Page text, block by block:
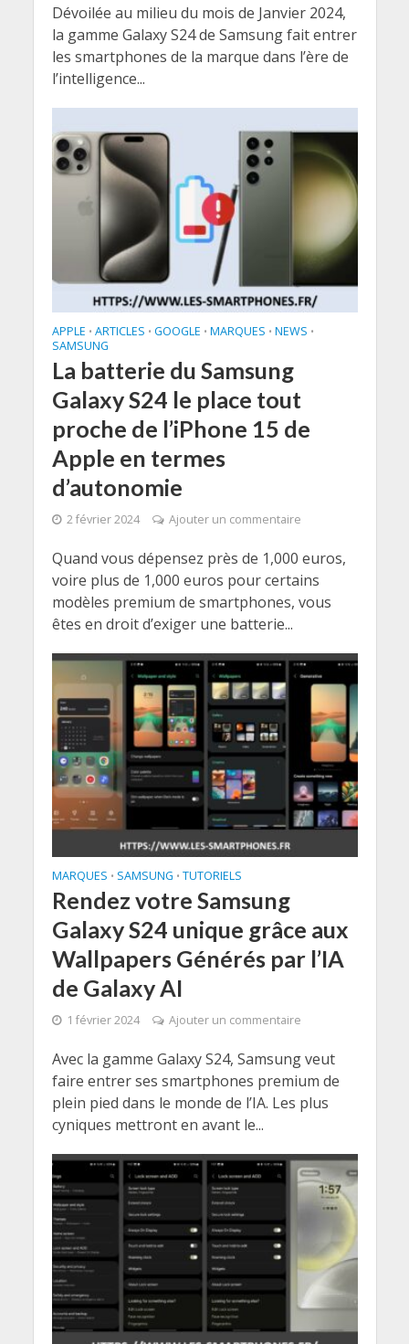
Dévoilée au milieu du mois de Janvier 2024,
la gamme Galaxy S24 de Samsung fait entrer
les smartphones de la marque dans l’ère de
l’intelligence...
APPLE • ARTICLES • GOOGLE • MARQUES • NEWS •
SAMSUNG
La batterie du Samsung
Galaxy S24 le place tout
proche de l’iPhone 15 de
Apple en termes
d’autonomie
2 février 2024 Ajouter un commentaire
Quand vous dépensez près de 1,000 euros,
voire plus de 1,000 euros pour certains
modèles premium de smartphones, vous
êtes en droit d’exiger une batterie...
MARQUES • SAMSUNG • TUTORIELS
Rendez votre Samsung
Galaxy S24 unique grâce aux
Wallpapers Générés par l’IA
de Galaxy AI
1 février 2024 Ajouter un commentaire
Avec la gamme Galaxy S24, Samsung veut
faire entrer ses smartphones premium de
plein pied dans le monde de l’IA. Les plus
cyniques mettront en avant le...